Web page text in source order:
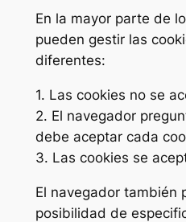
En la mayor parte de
pueden gestir las
diferentes:
1. Las cookies no se
2. El navegador
debe aceptar cada
3. Las cookies se
El navegador también
posibilidad de